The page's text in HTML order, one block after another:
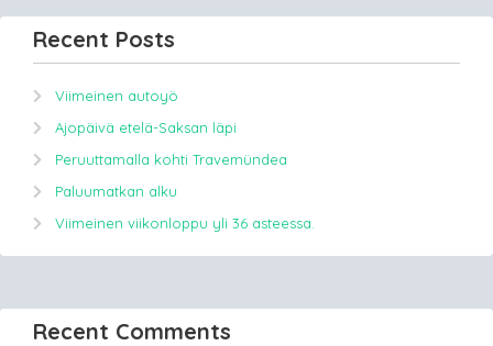
Recent Posts
Viimeinen autoyö
Ajopäivä etelä-Saksan läpi
Peruuttamalla kohti Travemündea
Paluumatkan alku
Viimeinen viikonloppu yli 36 asteessa.
Recent Comments